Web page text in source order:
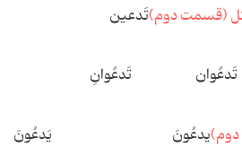
تَدعین
تَدعُوانِ
یدعُونَ یَدعُونَ